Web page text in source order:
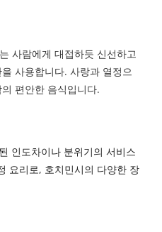
사람에게 대접하듯 신선하고
사용합니다. 사랑과 열정으
편안한 음식입니다.
인도차이나 분위기의 서비스
요리로, 호치민시의 다양한 장